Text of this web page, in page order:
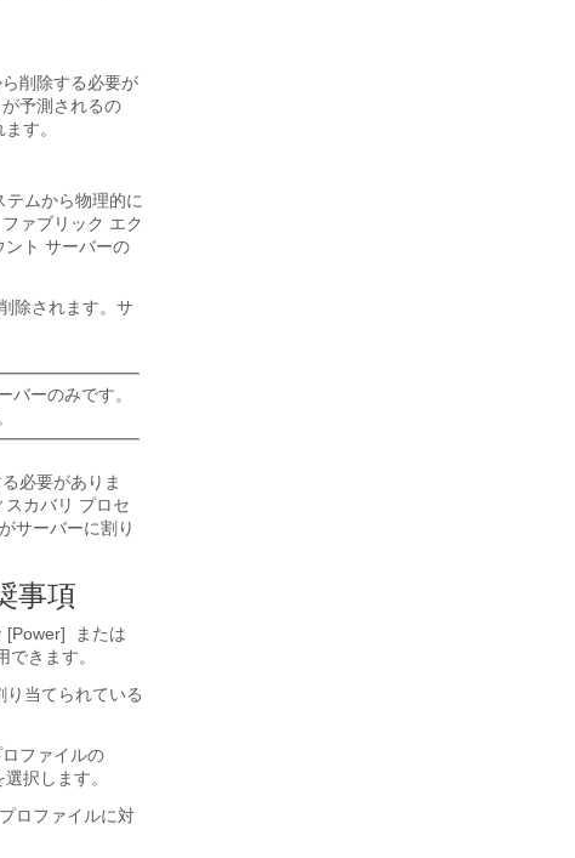
削除する必要が
予測されるの
す。
ムから物理的に
ァブリック エク
ント サーバーの
除されます。サ
バーのみです。
必要がありま
カバリ プロセ
サーバーに割り
事項
[Power]
または
きます。
当てられている
ファイルの
選択します。
ロファイルに対